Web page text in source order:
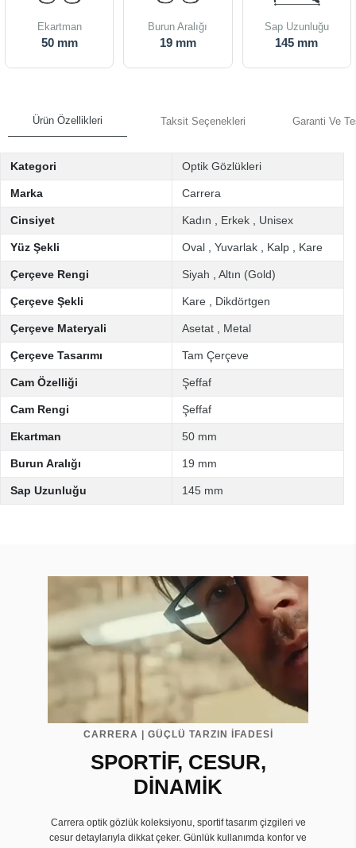
Ekartman
50 mm
Burun Aralığı
19 mm
Sap Uzunluğu
145 mm
Ürün Özellikleri Taksit Seçenekleri Garanti Ve
Kategori Optik Gözlükleri
Marka Carrera
Cinsiyet Kadın Erkek Unisex
Yüz Şekli Oval Yuvarlak Kalp Kare
Çerçeve Rengi Siyah Altın (Gold)
Çerçeve Şekli Kare Dikdörtgen
Çerçeve Materyali Asetat Metal
Çerçeve Tasarımı Tam Çerçeve
Cam Özelliği Şeffaf
Cam Rengi Şeffaf
Ekartman 50 mm
Burun Aralığı 19 mm
Sap Uzunluğu 145 mm
CARRERA | GÜÇLÜ TARZIN İFADESİ
SPORTİF, CESUR,
DİNAMİK
Carrera optik gözlük koleksiyonu, sportif tasarım çizgileri ve
cesur detaylarıyla dikkat çeker. Günlük kullanımda konfor ve